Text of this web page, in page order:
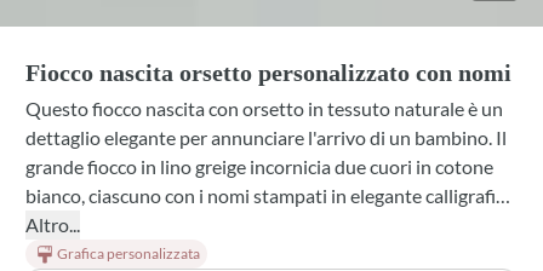
Fiocco nascita orsetto personalizzato con nomi
Questo fiocco nascita con orsetto in tessuto naturale è un
dettaglio elegante per annunciare l'arrivo di un bambino. Il
grande fiocco in lino greige incornicia due cuori in cotone
bianco, ciascuno con i nomi stampati in elegante calligrafia.
L'orsetto in tessuto completa la composizione con dolcezza.
Ogni elemento è personalizzabile, rendendo questo fiocco
Altro...
Grafica personalizzata